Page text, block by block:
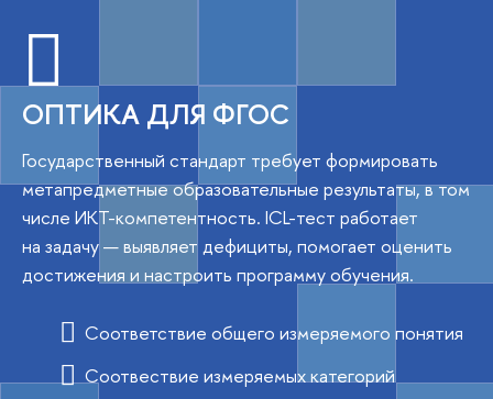
ОПТИКА ДЛЯ ФГОС
Государственный стандарт требует формировать
метапредметные образовательные результаты, в том
числе ИКТ-компетентность. ICL-тест работает
на задачу — выявляет дефициты, помогает оценить
достижения и настроить программу обучения.
Соответствие общего измеряемого понятия
Соотвествие измеряемых категорий